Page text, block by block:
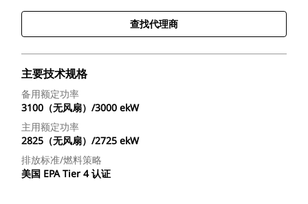
查找代理商
主要技术规格
备用额定功率
3100（无风扇）/3000 ekW
主用额定功率
2825（无风扇）/2725 ekW
排放标准/燃料策略
美国 EPA Tier 4 认证